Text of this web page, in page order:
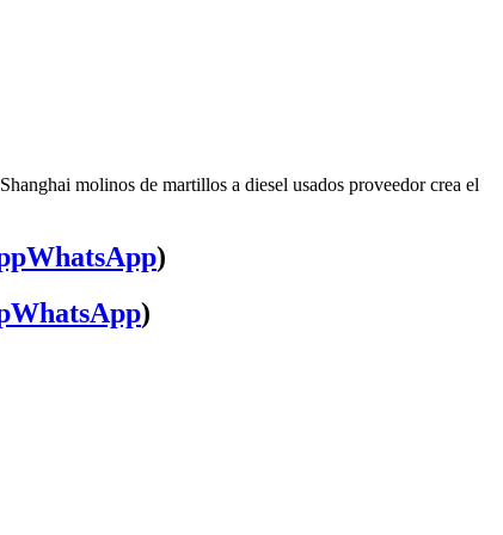
molinos de martillos a diesel usados proveedor crea el
WhatsApp)
WhatsApp)